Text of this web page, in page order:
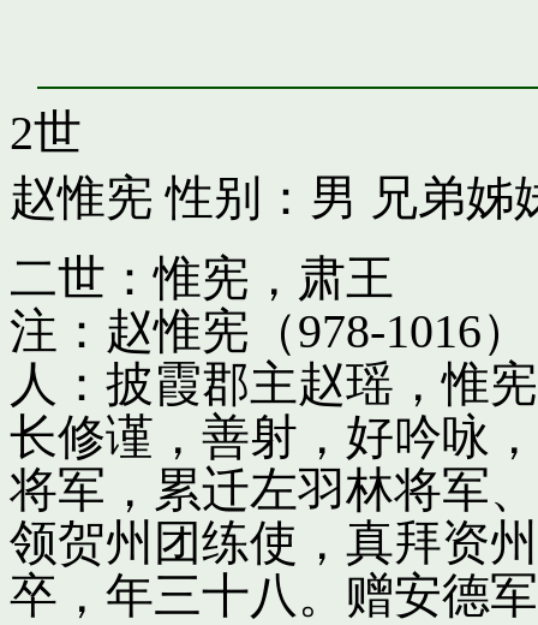
2世
赵惟宪 性别：男 兄弟姊
二世：惟宪，肃王
注：赵惟宪（978-1016
人：披霞郡主赵瑶，惟
长修谨，善射，好吟咏
将军，累迁左羽林将军
领贺州团练使，真拜资
卒，年三十八。赠安德